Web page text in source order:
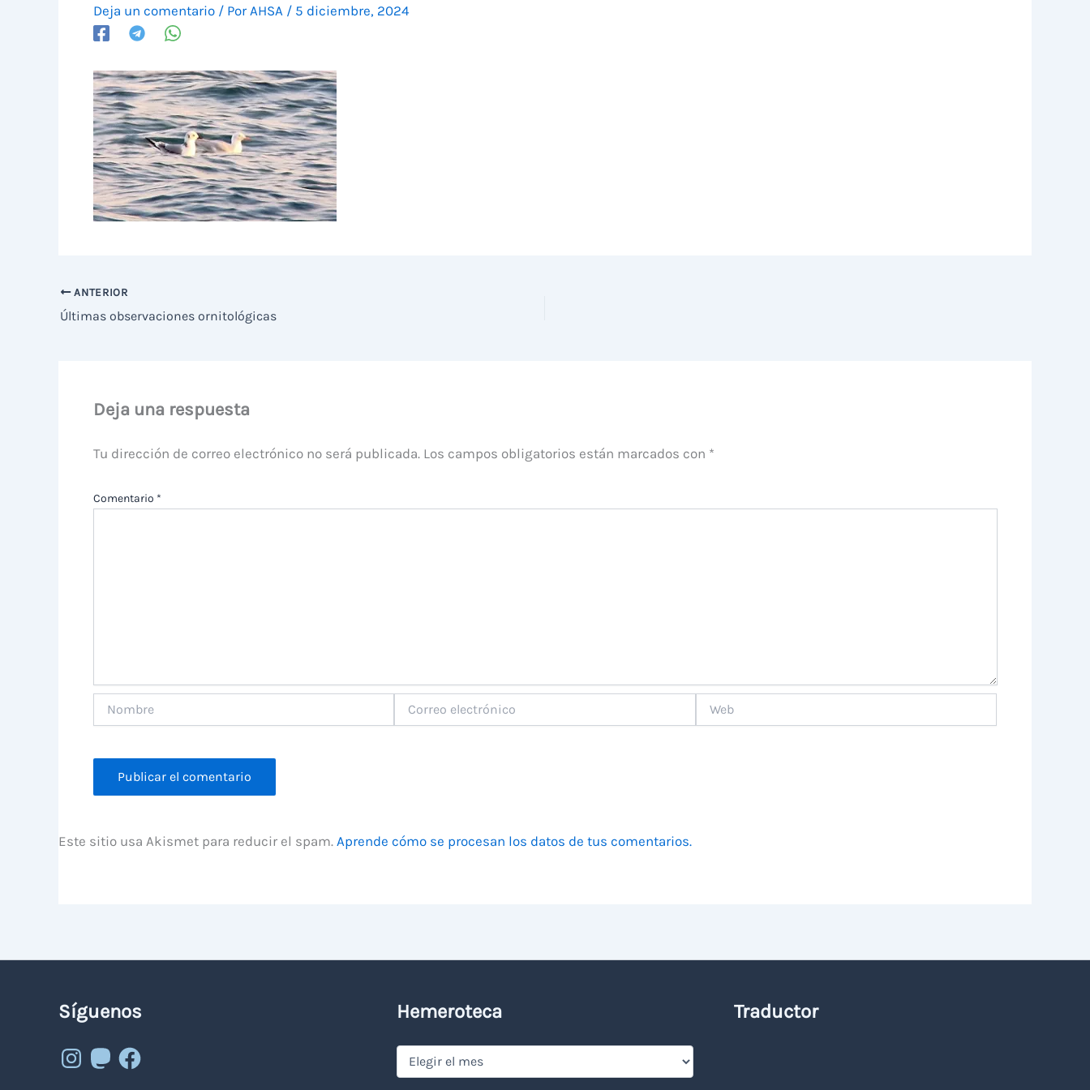
Deja un comentario / Por AHSA / 5 diciembre, 2024
ANTERIOR
Últimas observaciones ornitológicas
Deja una respuesta
Tu dirección de correo electrónico no será publicada. Los campos obligatorios están marcados con *
Comentario *
electrónico
Este sitio usa Akismet para reducir el spam. Aprende cómo se procesan los datos de tus comentarios.
Síguenos
Instagram
MastodonFacebook
Hemeroteca
Hemeroteca
Traductor